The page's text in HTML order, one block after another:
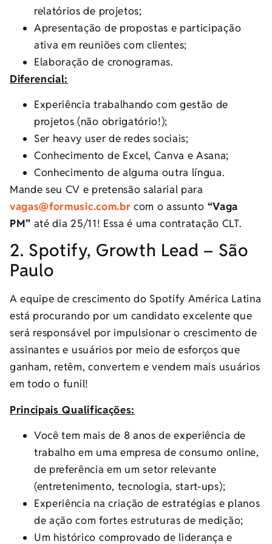
relatórios de projetos;
Apresentação de propostas e participação
ativa em reuniões com clientes;
Elaboração de cronogramas.
Diferencial:
Experiência trabalhando com gestão de
projetos (não obrigatório!);
Ser heavy user de redes sociais;
Conhecimento de Excel, Canva e Asana;
Conhecimento de alguma outra língua.
Mande seu CV e pretensão salarial para
vagas@formusic.com.br com o assunto “Vaga
PM” até dia 25/11! Essa é uma contratação CLT.
2. Spotify, Growth Lead – São
Paulo
A equipe de crescimento do Spotify América Latina
está procurando por um candidato excelente que
será responsável por impulsionar o crescimento de
assinantes e usuários por meio de esforços que
ganham, retêm, convertem e vendem mais usuários
em todo o funil!
Principais Qualificações:
Você tem mais de 8 anos de experiência de
trabalho em uma empresa de consumo online,
de preferência em um setor relevante
(entretenimento, tecnologia, start-ups);
Experiência na criação de estratégias e planos
de ação com fortes estruturas de medição;
Um histórico comprovado de liderança e